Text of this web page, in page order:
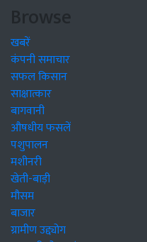
Browse
खबरें
कंपनी समाचार
सफल किसान
साक्षात्कार
बागवानी
औषधीय फसलें
पशुपालन
मशीनरी
खेती-बाड़ी
मौसम
बाजार
ग्रामीण उद्द्योग